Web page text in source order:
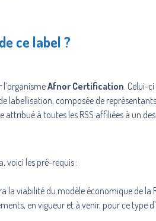
ce label ?
l’organismeAfnor Certification. Celui-
labellisation, composée de
à toutes les RSS affiliées à un
voici les pré-requis :
la viabilité du modèle économique de la
en vigueur et à venir, pour ce type